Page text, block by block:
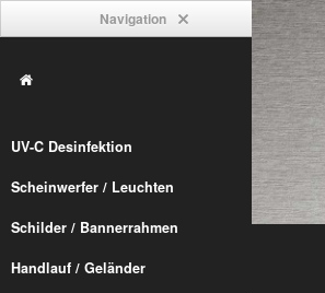
Navigation
UV-C Desinfektion
Scheinwerfer / Leuchten
Schilder / Bannerrahmen
Handlauf / Geländer